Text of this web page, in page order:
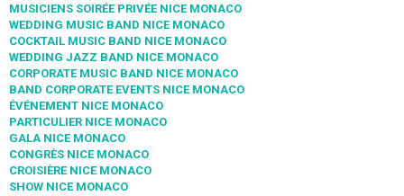
MUSICIENS SOIRÉE PRIVÉE NICE MONACO
WEDDING MUSIC BAND NICE MONACO
COCKTAIL MUSIC BAND NICE MONACO
WEDDING JAZZ BAND NICE MONACO
CORPORATE MUSIC BAND NICE MONACO
BAND CORPORATE EVENTS NICE MONACO
ÉVÉNEMENT NICE MONACO
PARTICULIER NICE MONACO
GALA NICE MONACO
CONGRÈS NICE MONACO
CROISIÈRE NICE MONACO
SHOW NICE MONACO